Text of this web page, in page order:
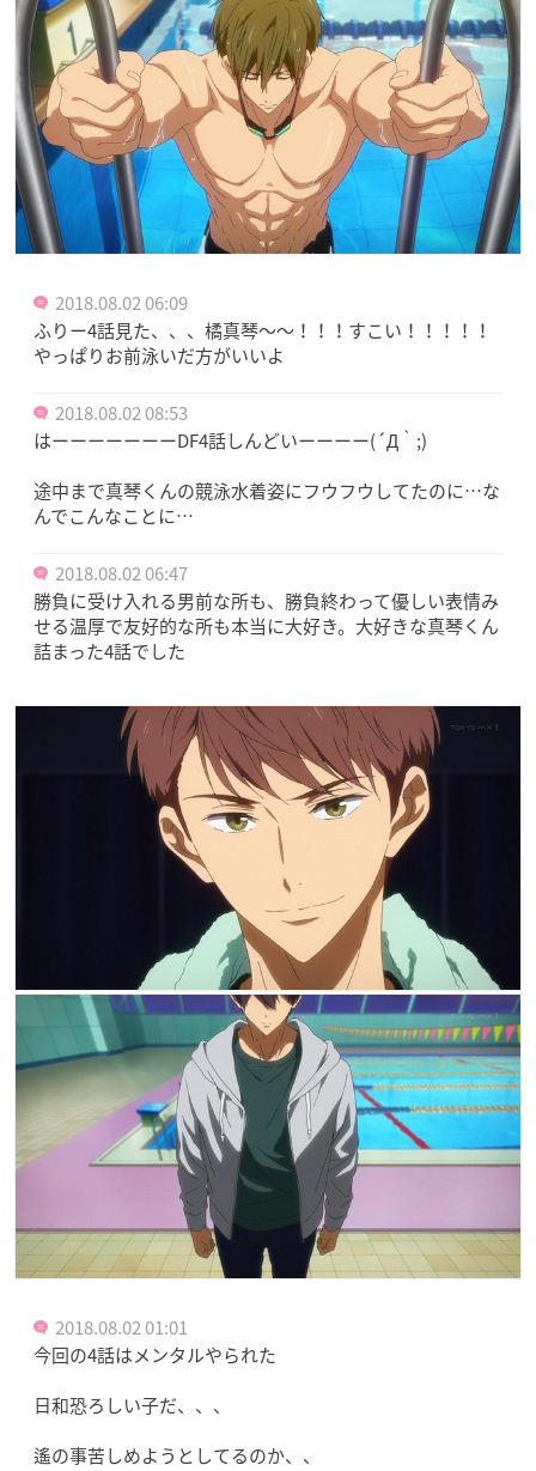
2018.08.02 06:09
ふりー4話見た、、、橘真琴〜〜！！！すこい！！！！！
やっぱりお前泳いだ方がいいよ
2018.08.02 08:53
はーーーーーーーDF4話しんどいーーーー(´Д｀;)
途中まで真琴くんの競泳水着姿にフウフウしてたのに…な
んでこんなことに…
2018.08.02 06:47
勝負に受け入れる男前な所も、勝負終わって優しい表情み
せる温厚で友好的な所も本当に大好き。大好きな真琴くん
詰まった4話でした
2018.08.02 01:01
今回の4話はメンタルやられた
日和恐ろしい子だ、、、
遙の事苦しめようとしてるのか、、